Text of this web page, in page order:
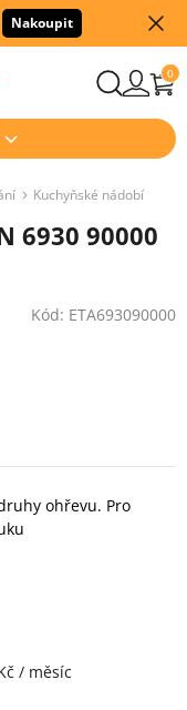
Nakoupit
0
Kuchyňské nádobí
6930 90000
Kód: ETA693090000
ohřevu. Pro
/ měsíc